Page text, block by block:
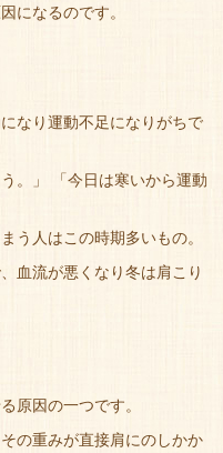
になるのです。
なり運動不足になりがちで
。」 「今日は寒いから運動
う人はこの時期多いもの。
血流が悪くなり冬は肩こり
原因の一つです。
の重みが直接肩にのしかか